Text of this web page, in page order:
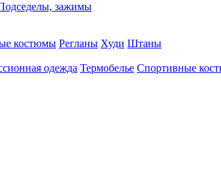
зажимы
костюмы Регланы Худи Штаны
одежда Термобелье Спортивные